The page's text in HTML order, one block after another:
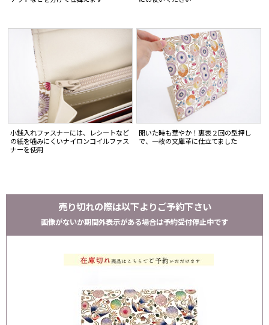
小銭入れファスナーには、レシートなど
の紙を噛みにくいナイロンコイルファス
ナーを使用
開いた時も華やか！裏表２回の型押し
で、一枚の文庫革に仕立てました
売り切れの際は以下よりご予約下さい
画像がないか期間外表示がある場合は予約受付停止中です